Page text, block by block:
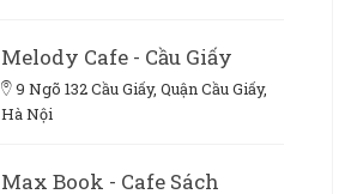
Melody Cafe - Cầu Giấy
9 Ngõ 132 Cầu Giấy, Quận Cầu Giấy,
Hà Nội
Max Book - Cafe Sách